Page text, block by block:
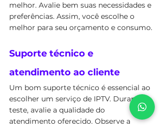
melhor. Avalie bem suas necessidades e
preferências. Assim, você escolhe o
melhor para seu orçamento e consumo.
Suporte técnico e
atendimento ao cliente
Um bom suporte técnico é essencial ao
escolher um serviço de IPTV. Durante o
teste, avalie a qualidade do
atendimento oferecido. Observe a